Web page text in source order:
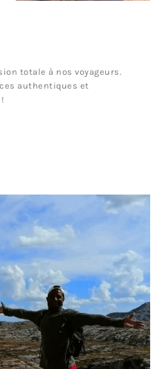
totale à nos voyageurs.
authentiques et